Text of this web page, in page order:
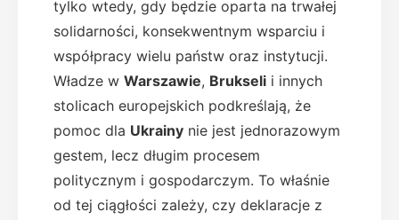
tylko wtedy, gdy będzie oparta na trwałej
solidarności, konsekwentnym wsparciu i
współpracy wielu państw oraz instytucji.
Władze w Warszawie, Brukseli i innych
stolicach europejskich podkreślają, że
pomoc dla Ukrainy nie jest jednorazowym
gestem, lecz długim procesem
politycznym i gospodarczym. To właśnie
od tej ciągłości zależy, czy deklaracje z